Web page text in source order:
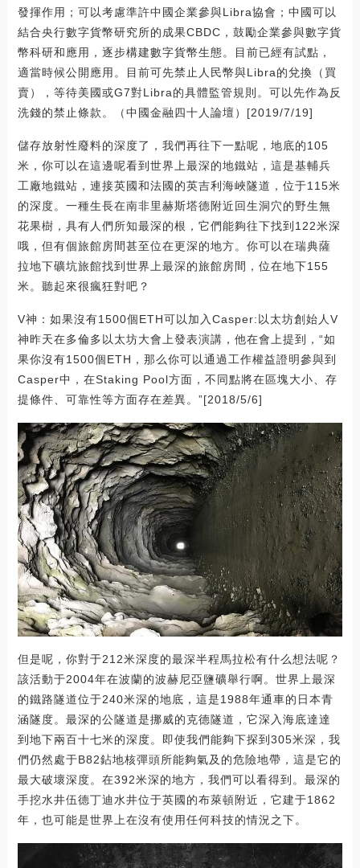
發揮作用；可以考慮準許中國企業參與Libra協會；中國可以
結合央行數字貨幣研究所的成果CBDC，鼓勵企業參與數字貨
幣科研和應用，逐步構建數字貨幣生態。目前已經有試點，
適當時候公開應用。目前可先禁止人民幣與Libra的兌換（買
賣），等待美國或G7對Libra的具體監管規則。可以先作為反
洗錢的禁止條款。（中國金融四十人論壇）[2019/7/19]
儲存放射性廢料的深度了，我們再往下一點呢，地底的105
米，你可以在這邊呢看到世界上最深的地鐵站，這是基輔兵
工廠地鐵站，連接英國和法國的英吉利海峽隧道，位于115米
的深度。一種生長在南非里赫斯塔德附近回生洞穴的野生無
花果樹，具有人們所知最深的根，它們能夠往下找到122米深
哦，但有個旅館房間甚至位在更深的地方。你可以在瑞典薩
拉地下礦坑旅館找到世界上最深的旅館房間，位在地下155
米。聽起來很瘋狂對吧？
V神：如果沒有1500個ETH可以加入Casper:以太坊創始人V
神昨天在多倫多以太坊大會上發表演講，他在會上提到，“如
果你沒有1500個ETH，那么你可以通過工作權益證明參與到
Casper中，在Staking Pool方面，不同點將在區塊大小、存
提條件、可靠性等方面存在差異。”[2018/5/6]
但是呢，你對于212米深度的最深半程馬拉松有什么想法呢？
該活動于2004年在波蘭的波赫尼亞鹽礦舉行啊。世界上最深
的鐵路隧道位于240米深的地底，這是1988年通車的日本青
涵隧度。最深的公隧道是挪威的克德隧道，它深入海底達達
到地下兩百十七米的深度。即使我們能夠下探到305米深，我
們仍然處于B82鉆地核彈頭所能夠氣及的危險地帶，這是它的
最大破壞深度。在392米深的地方，我們可以看得到。最深的
手挖水井伍德丁迪水井位于英國的布萊頓附近，它建于1862
年，也可能是世界上在沒有使用任何科技的情況之下。